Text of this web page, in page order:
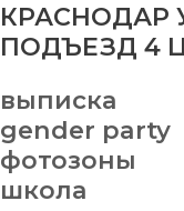
КРАСНОДАР
ПОДЪЕЗД 4
выписка
gender party
фотозоны
школа